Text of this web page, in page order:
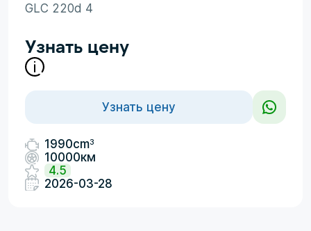
GLC 220d 4
Узнать цену
Узнать цену
1990cm3
10000км
4.5
2026-03-28